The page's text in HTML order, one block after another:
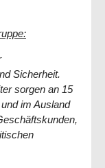
Sicherheit.
sorgen an 15
im Ausland